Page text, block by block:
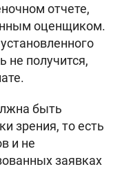
отчете,
оценщиком.
не получится,
быть
зрения, то есть
и не
заявках